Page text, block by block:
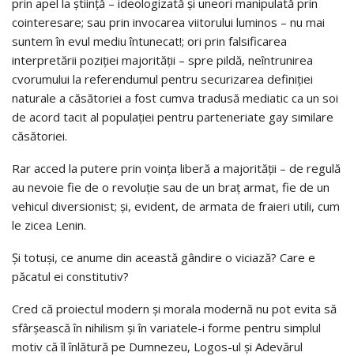
cointeresare; sau prin invocarea viitorului luminos – nu mai
suntem în evul mediu întunecat!; ori prin falsificarea
interpretării poziției majorității – spre pildă, neîntrunirea
cvorumului la referendumul pentru securizarea definiției
naturale a căsătoriei a fost cumva tradusă mediatic ca un soi
de acord tacit al populației pentru parteneriate gay similare
căsătoriei.
Rar acced la putere prin voința liberă a majorității – de regulă
au nevoie fie de o revoluție sau de un braț armat, fie de un
vehicul diversionist; și, evident, de armata de fraieri utili, cum
le zicea Lenin.
Și totuși, ce anume din această gândire o viciază? Care e
păcatul ei constitutiv?
Cred că proiectul modern și morala modernă nu pot evita să
sfârșească în nihilism și în variatele-i forme pentru simplul
motiv că îl înlătură pe Dumnezeu, Logos-ul și Adevărul